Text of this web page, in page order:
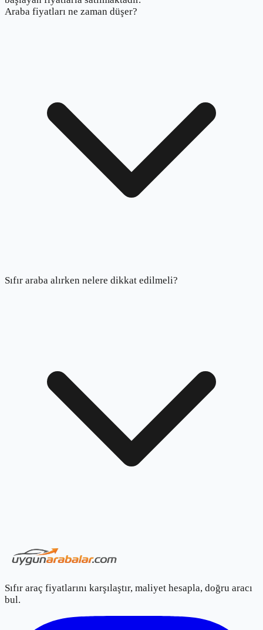
Araba fiyatları ne zaman düşer?
Sıfır araba alırken nelere dikkat edilmeli?
Sıfır araç fiyatlarını karşılaştır, maliyet hesapla, doğru aracı
bul.